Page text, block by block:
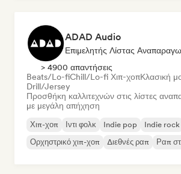
ADAD Audio
Επιμελητής Λίστας
> 4900 απαντήσεις
Beats/Lo-fiChill/Lo-fi Χιπ-χοπΚλασική
Drill/Jersey
Προσθήκη καλλιτεχνών στις λίστες
με μεγάλη απήχηση
Χιπ-χοπ Ιντι φολκ Indie pop Indie rock
Ορχηστρικό χιπ-χοπ
Διεθνές ραπ Ραπ